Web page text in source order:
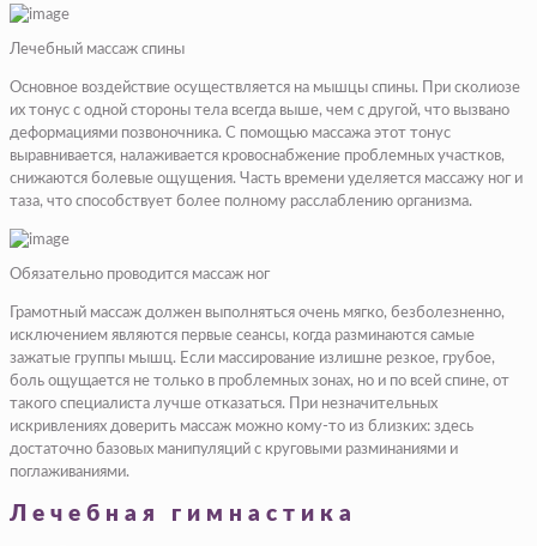
Лечебный массаж спины
Основное воздействие осуществляется на мышцы спины. При сколиозе
их тонус с одной стороны тела всегда выше, чем с другой, что вызвано
деформациями позвоночника. С помощью массажа этот тонус
выравнивается, налаживается кровоснабжение проблемных участков,
снижаются болевые ощущения. Часть времени уделяется массажу ног и
таза, что способствует более полному расслаблению организма.
Обязательно проводится массаж ног
Грамотный массаж должен выполняться очень мягко, безболезненно,
исключением являются первые сеансы, когда разминаются самые
зажатые группы мышц. Если массирование излишне резкое, грубое,
боль ощущается не только в проблемных зонах, но и по всей спине, от
такого специалиста лучше отказаться. При незначительных
искривлениях доверить массаж можно кому-то из близких: здесь
достаточно базовых манипуляций с круговыми разминаниями и
поглаживаниями.
Лечебная гимнастика